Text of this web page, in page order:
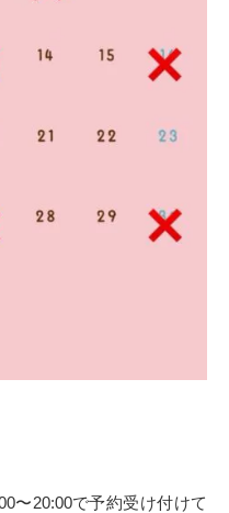
〜20:00で予約受け付けて